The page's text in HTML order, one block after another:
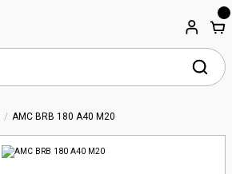
AMC BRB 180 A40 M20